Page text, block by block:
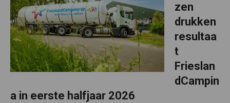
zen
drukken
resultaa
t
Frieslan
dCampin
a in eerste halfjaar 2026